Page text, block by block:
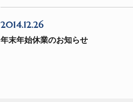
2014.12.26
年末年始休業のお知らせ